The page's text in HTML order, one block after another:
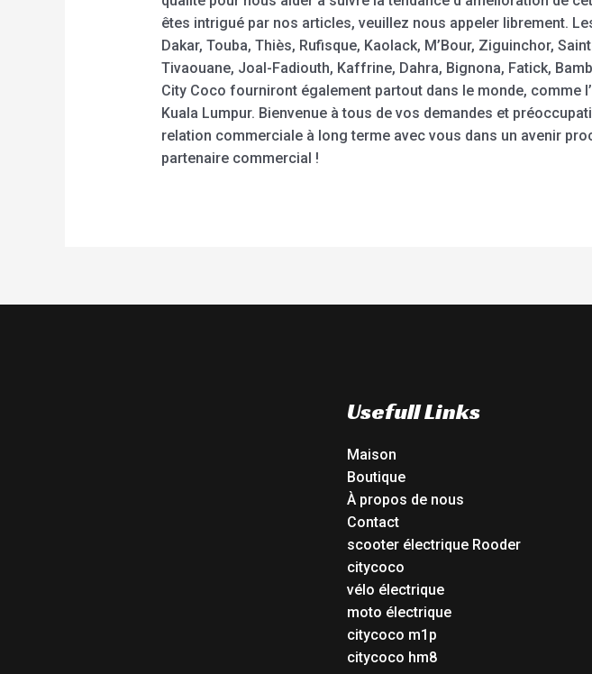
êtes intrigué par nos articles, veuillez nous appeler librement.
Dakar, Touba, Thiès, Rufisque, Kaolack, M’Bour, Ziguinchor,
Tivaouane, Joal-Fadiouth, Kaffrine, Dahra, Bignona, Fatick,
City Coco fourniront également partout dans le monde, comme
Kuala Lumpur. Bienvenue à tous de vos demandes et
relation commerciale à long terme avec vous dans un avenir
partenaire commercial !
Usefull Links
Maison
Boutique
À propos de nous
Contact
scooter électrique Rooder
citycoco
vélo électrique
moto électrique
citycoco m1p
citycoco hm8